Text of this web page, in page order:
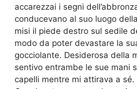
accarezzai i segni
conducevano al suo luogo
misi il piede destro sul sedile
modo da poter devastare la
gocciolante. Desiderosa della
sentivo entrambe le sue mani
capelli mentre mi attirava a sé.